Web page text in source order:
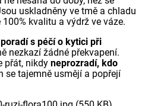
uskladněny ve tmě a chladu
kvalitu a výdrž ve váze.
poradí s péčí o kytici při
nezkazí žádné překvapení.
přát, nikdy neprozradí, kdo
se tajemně usmějí a popřejí